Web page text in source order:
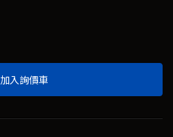
加入詢價車